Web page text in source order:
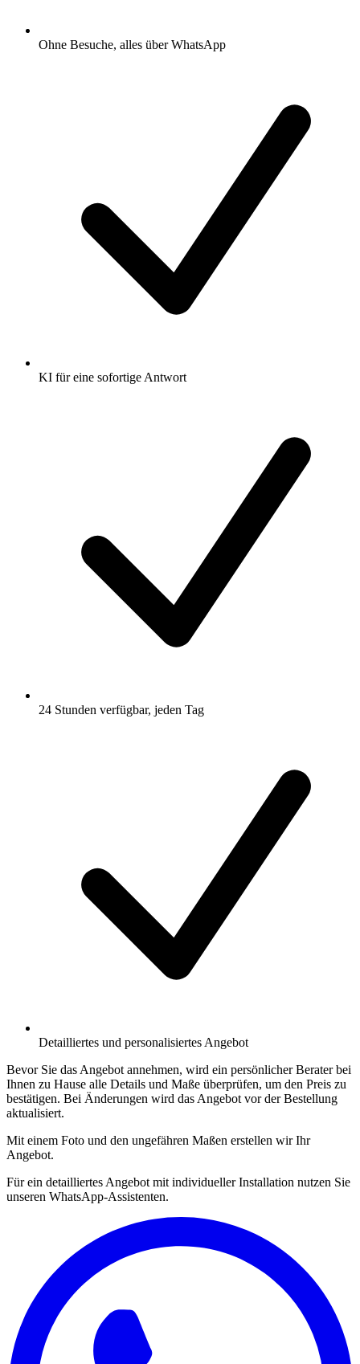
Ohne Besuche, alles über WhatsApp
KI für eine sofortige Antwort
24 Stunden verfügbar, jeden Tag
Detailliertes und personalisiertes Angebot
Bevor Sie das Angebot annehmen, wird ein persönlicher Berater bei
Ihnen zu Hause alle Details und Maße überprüfen, um den Preis zu
bestätigen. Bei Änderungen wird das Angebot vor der Bestellung
aktualisiert.
Mit einem Foto und den ungefähren Maßen erstellen wir Ihr
Angebot.
Für ein detailliertes Angebot mit individueller Installation nutzen Sie
unseren WhatsApp-Assistenten.